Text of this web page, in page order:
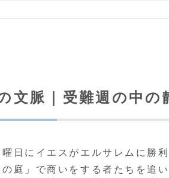
文脈｜受難週の中の
日にイエスがエルサレムに勝
庭」で商いをする者たちを追